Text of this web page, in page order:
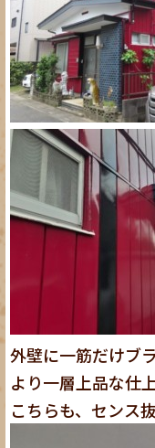
外壁に一筋だけブ
より一層上品な仕
こちらも、センス